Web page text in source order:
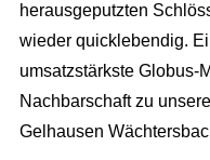
Wir
herausgeputzten
wieder quicklebendig.
umsatzstärkste Globus-
Nachbarschaft zu
Gelhausen